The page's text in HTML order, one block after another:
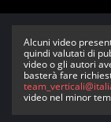
Alcuni video
quindi valutati di
video o gli autori
basterà fare
video nel minor